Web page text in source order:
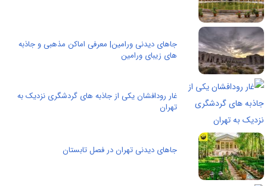
جاهای دیدنی ورامین| معرفی اماکن مذهبی و جاذبه
های زیبای ورامین
غار رودافشان یکی از جاذبه های گردشگری نزدیک به
تهران
جاهای دیدنی تهران در فصل تابستان